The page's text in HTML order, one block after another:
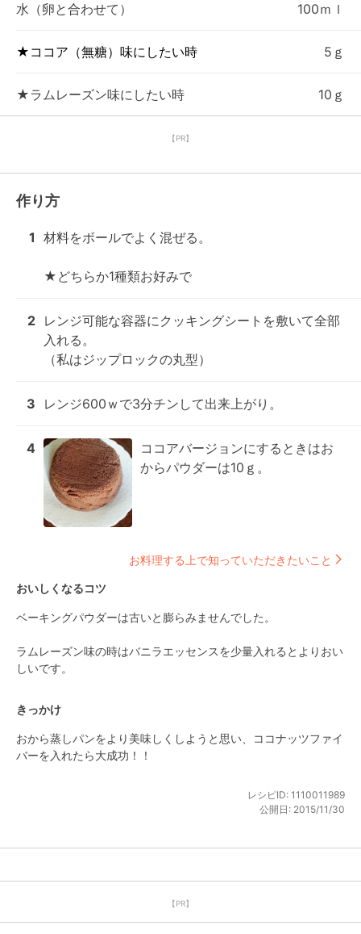
水（卵と合わせて） 100ｍｌ
★ココア（無糖）味にしたい時 5ｇ
★ラムレーズン味にしたい時 10ｇ
【PR】
作り方
1 材料をボールでよく混ぜる。
★どちらか1種類お好みで
2 レンジ可能な容器にクッキングシートを敷いて全部
入れる。
（私はジップロックの丸型）
3 レンジ600ｗで3分チンして出来上がり。
4
ココアバージョンにするときはお
からパウダーは10ｇ。
お料理する上で知っていただきたいこと
おいしくなるコツ
ベーキングパウダーは古いと膨らみませんでした。
ラムレーズン味の時はバニラエッセンスを少量入れるとよりおい
しいです。
きっかけ
おから蒸しパンをより美味しくしようと思い、ココナッツファイ
バーを入れたら大成功！！
レシピID: 1110011989
公開日: 2015/11/30
【PR】